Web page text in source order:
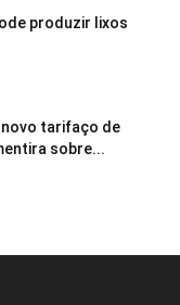
produzir lixos
novo tarifaço de
sobre...